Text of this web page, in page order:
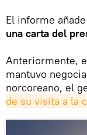
El informe
una carta del
Anteriormente,
mantuvo
norcoreano, el
de su visita a la